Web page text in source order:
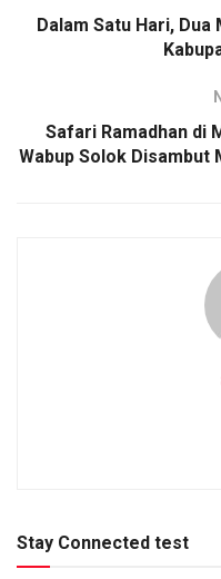
Dalam Satu Hari,
Safari Ramadhan di
Wabup Solok Disambut
Stay Connected test